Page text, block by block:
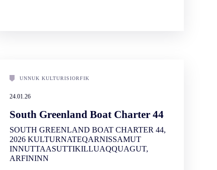
UNNUK KULTURISIORFIK
24.01.26
South Greenland Boat Charter 44
SOUTH GREENLAND BOAT CHARTER 44,
2026 KULTURNATEQARNISSAMUT
INNUTTAASUTTIKILLUAQQUAGUT,
ARFININN